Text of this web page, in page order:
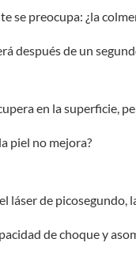
se preocupa: ¿la
después de un
en la superficie,
piel no mejora?
láser de picosegundo,
de choque y